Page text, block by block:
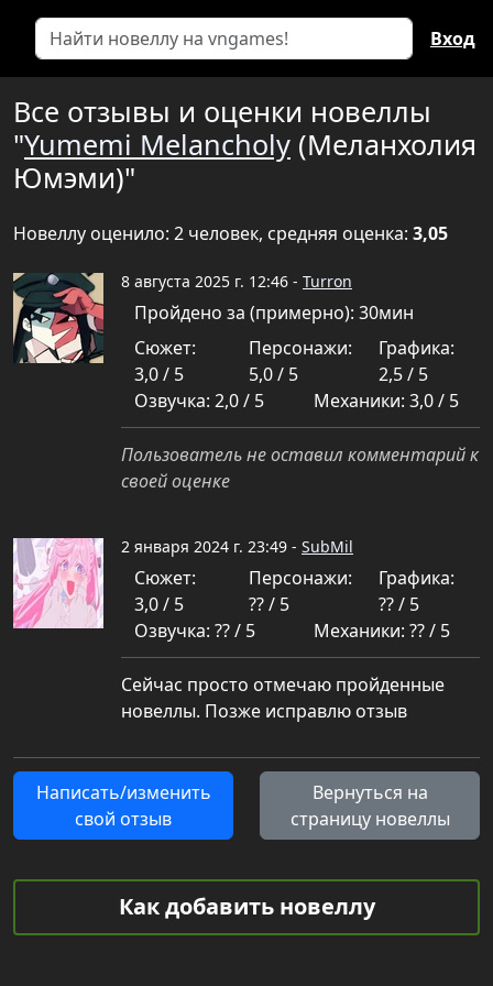
Вход
Все отзывы и оценки новеллы
"Yumemi Melancholy (Меланхолия
Юмэми)"
Новеллу оценило: 2 человек, средняя оценка: 3,05
8 августа 2025 г. 12:46 - Turron
Пройдено за (примерно): 30мин
Сюжет:
3,0 / 5
Персонажи:
5,0 / 5
Графика:
2,5 / 5
Озвучка: 2,0 / 5
Механики: 3,0 / 5
Пользователь не оставил комментарий к
своей оценке
2 января 2024 г. 23:49 - SubMil
Сюжет:
3,0 / 5
Персонажи:
?? / 5
Графика:
?? / 5
Озвучка: ?? / 5
Механики: ?? / 5
Сейчас просто отмечаю пройденные
новеллы. Позже исправлю отзыв
Написать/изменить
свой отзыв
Вернуться на
страницу новеллы
Как добавить новеллу